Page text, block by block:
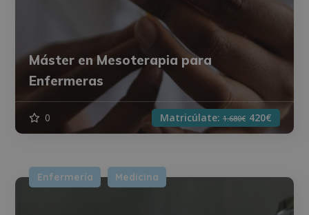
Máster en Mesoterapia para
Enfermeras
0 Matricúlate: 1.680€ 420€
Enfermería Medicina